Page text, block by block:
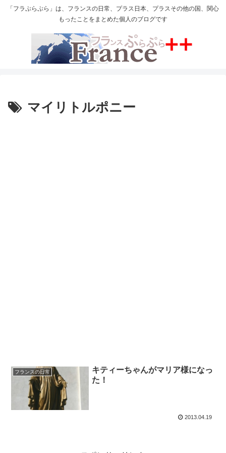
「フラぷらぷら」は、フランスの日常、プラス日本、プラスその他の国、関心
もったことをまとめた個人のブログです
マイリトルポニー
フランスの日常
キティーちゃんがマリア様になっ
た！
2013.04.19